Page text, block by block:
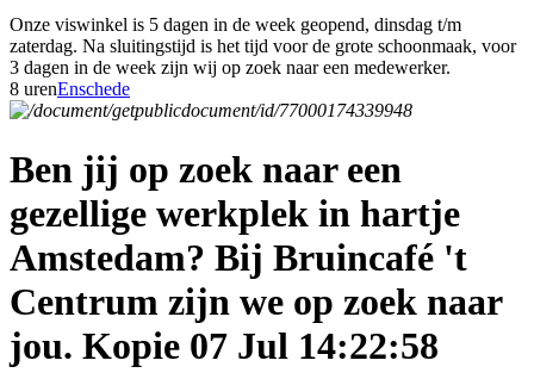
Onze viswinkel is 5 dagen in de week geopend, dinsdag t/m
zaterdag. Na sluitingstijd is het tijd voor de grote schoonmaak, voor
3 dagen in de week zijn wij op zoek naar een medewerker.
8 urenEnschede
Ben jij op zoek naar een
gezellige werkplek in hartje
Amstedam? Bij Bruincafé 't
Centrum zijn we op zoek naar
jou. Kopie 07 Jul 14:22:58